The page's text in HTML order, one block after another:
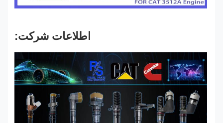
اطلاعات شرکت: